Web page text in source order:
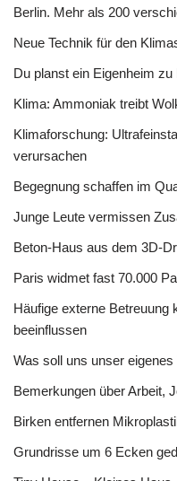
Berlin. Mehr als 200
Neue Technik für den
Du planst ein Eigenheim
Klima: Ammoniak treibt
Klimaforschung:
verursachen
Begegnung schaffen im
Junge Leute vermissen
Beton-Haus aus dem 3D-
Paris widmet fast 70.000
Häufige externe Betreuung
beeinflussen
Was soll uns unser
Bemerkungen über Arbeit,
Birken entfernen
Grundrisse um 6 Ecken